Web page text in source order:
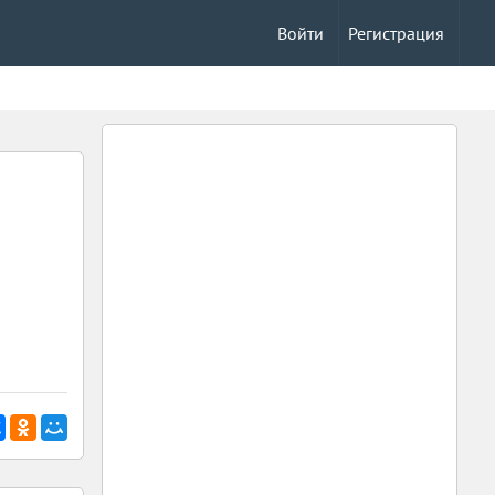
Регистрация
Войти